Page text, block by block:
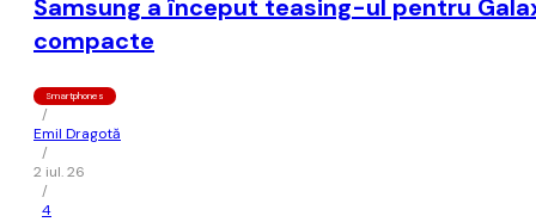
Samsung a început teasing-ul pentru
compacte
Smartphones
/
Emil Dragotă
/
2 iul. 26
/
4